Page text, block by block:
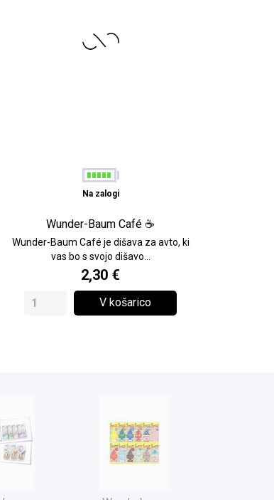
Na zalogi
Wunder-Baum Café ☕️
Wunder-Baum Café je dišava za avto, ki
vas bo s svojo dišavo...
2,30 €
V košarico